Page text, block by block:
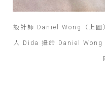
設計師 Daniel Wong（上
人 Dida 攝於 Daniel Wong